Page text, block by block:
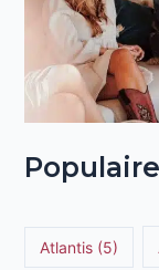
Atlantis (5)